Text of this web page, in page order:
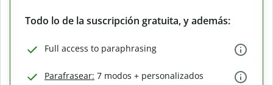
Todo lo de la suscripción gratuita, y además:
Full access to paraphrasing
Parafrasear: 7 modos + personalizados